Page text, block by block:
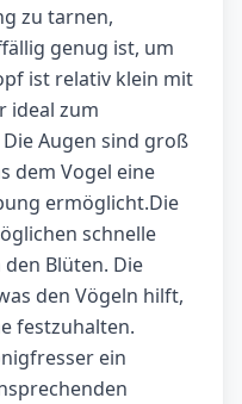
zu tarnen,
genug ist, um
ist relativ klein mit
ideal zum
Augen sind groß
dem Vogel eine
ermöglicht.Die
schnelle
Blüten. Die
den Vögeln hilft,
festzuhalten.
ein